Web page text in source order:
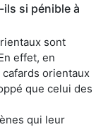
si pénible à
sont
effet, en
orientaux
que celui des
qui leur